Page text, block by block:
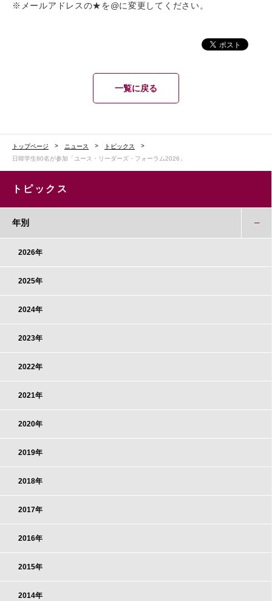
※メールアドレスの★を@に変更してください。
一覧に戻る
トップページ ニュース
トピックス
日韓学生80名が参加「ユース・リーダーズ・フォーラム2026」
トピックス
年別
2026年
2025年
2024年
2023年
2022年
2021年
2020年
2019年
2018年
2017年
2016年
2015年
2014年